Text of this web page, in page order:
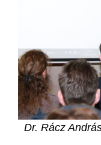
Dr. Rácz